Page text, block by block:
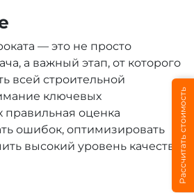
— это не просто
а важный этап, от которого
всей строительной
ключевых
правильная оценка
ошибок, оптимизировать
высокий уровень качества Рассчитать стоимость